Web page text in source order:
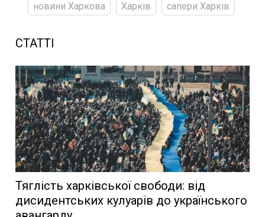
новини Харкова
Харків сапери Харків
СТАТТІ
Тяглість харківської свободи: від
дисидентських кулуарів до українського